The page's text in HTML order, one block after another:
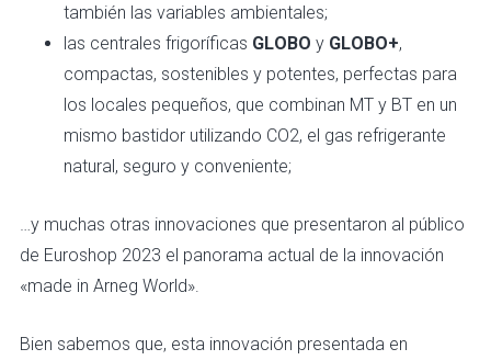
también las variables ambientales;
las centrales frigoríficas GLOBO y GLOBO+,
compactas, sostenibles y potentes, perfectas para
los locales pequeños, que combinan MT y BT en un
mismo bastidor utilizando CO2, el gas refrigerante
natural, seguro y conveniente;
…y muchas otras innovaciones que presentaron al público
de Euroshop 2023 el panorama actual de la innovación
«made in Arneg World».
Bien sabemos que, esta innovación presentada en